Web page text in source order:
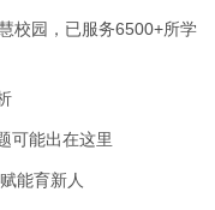
校园，已服务6500+所学
可能出在这里
能育新人